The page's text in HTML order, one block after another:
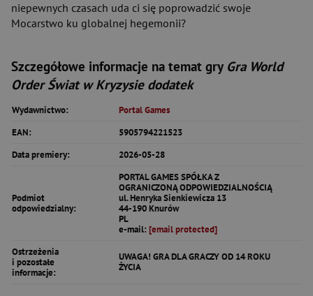
niepewnych czasach uda ci się poprowadzić swoje
Mocarstwo ku globalnej hegemonii?
Szczegółowe informacje na temat gry Gra World
Order Świat w Kryzysie dodatek
Wydawnictwo:
Portal Games
EAN:
5905794221523
Data premiery:
2026-05-28
Podmiot
odpowiedzialny:
PORTAL GAMES SPÓŁKA Z
OGRANICZONĄ ODPOWIEDZIALNOŚCIĄ
ul. Henryka Sienkiewicza 13
44-190 Knurów
PL
e-mail: [email protected]
Ostrzeżenia
i pozostałe
informacje:
UWAGA! GRA DLA GRACZY OD 14 ROKU
ŻYCIA